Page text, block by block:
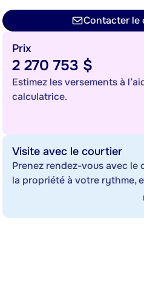
Contacter le
Prix
2 270 753 $
Estimez les versements à
calculatrice.
Visite avec le courtier
Prenez rendez-vous avec
la propriété à votre rythme,